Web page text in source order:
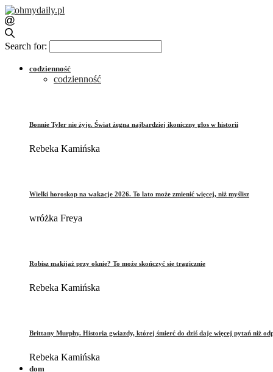
Search for:
codzienność
codzienność
Bonnie Tyler nie żyje. Świat żegna najbardziej ikoniczny głos w historii
Rebeka Kamińska
Wielki horoskop na wakacje 2026. To lato może zmienić więcej, niż myślisz
wróżka Freya
Robisz makijaż przy oknie? To może skończyć się tragicznie
Rebeka Kamińska
Brittany Murphy. Historia gwiazdy, której śmierć do dziś daje więcej pytań niż
Rebeka Kamińska
dom